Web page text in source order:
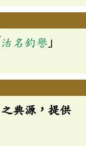
沽名釣譽 」
之典源，提供